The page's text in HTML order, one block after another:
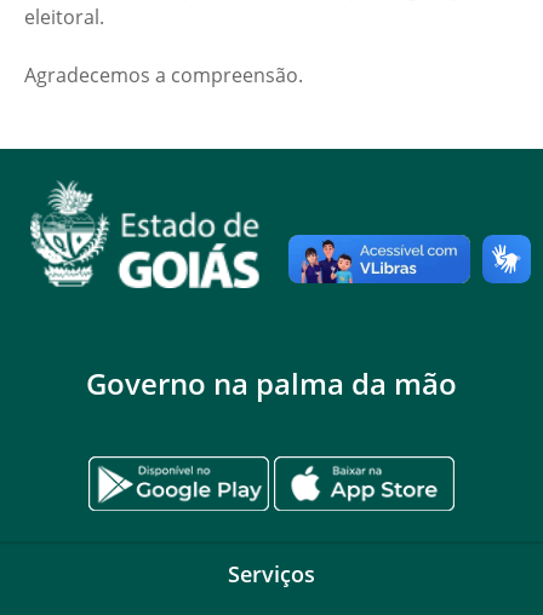
eleitoral.
Agradecemos a compreensão.
Governo na palma da mão
Serviços